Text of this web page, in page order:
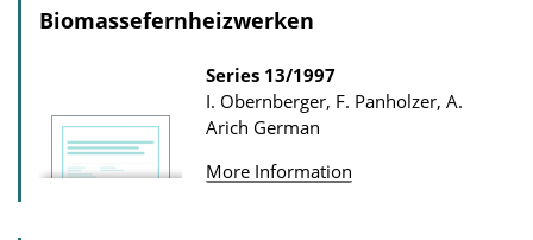
Biomassefernheizwerken
Series 13/1997
I. Obernberger, F. Panholzer, A.
Arich German
More Information